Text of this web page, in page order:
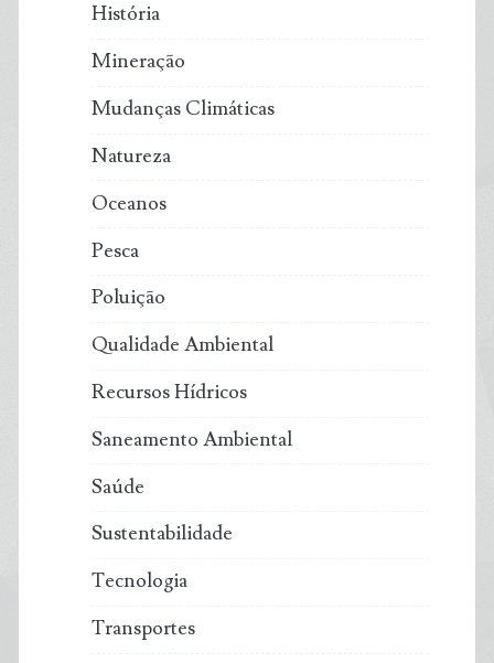
História
Mineração
Mudanças Climáticas
Natureza
Oceanos
Pesca
Poluição
Qualidade Ambiental
Recursos Hídricos
Saneamento Ambiental
Saúde
Sustentabilidade
Tecnologia
Transportes